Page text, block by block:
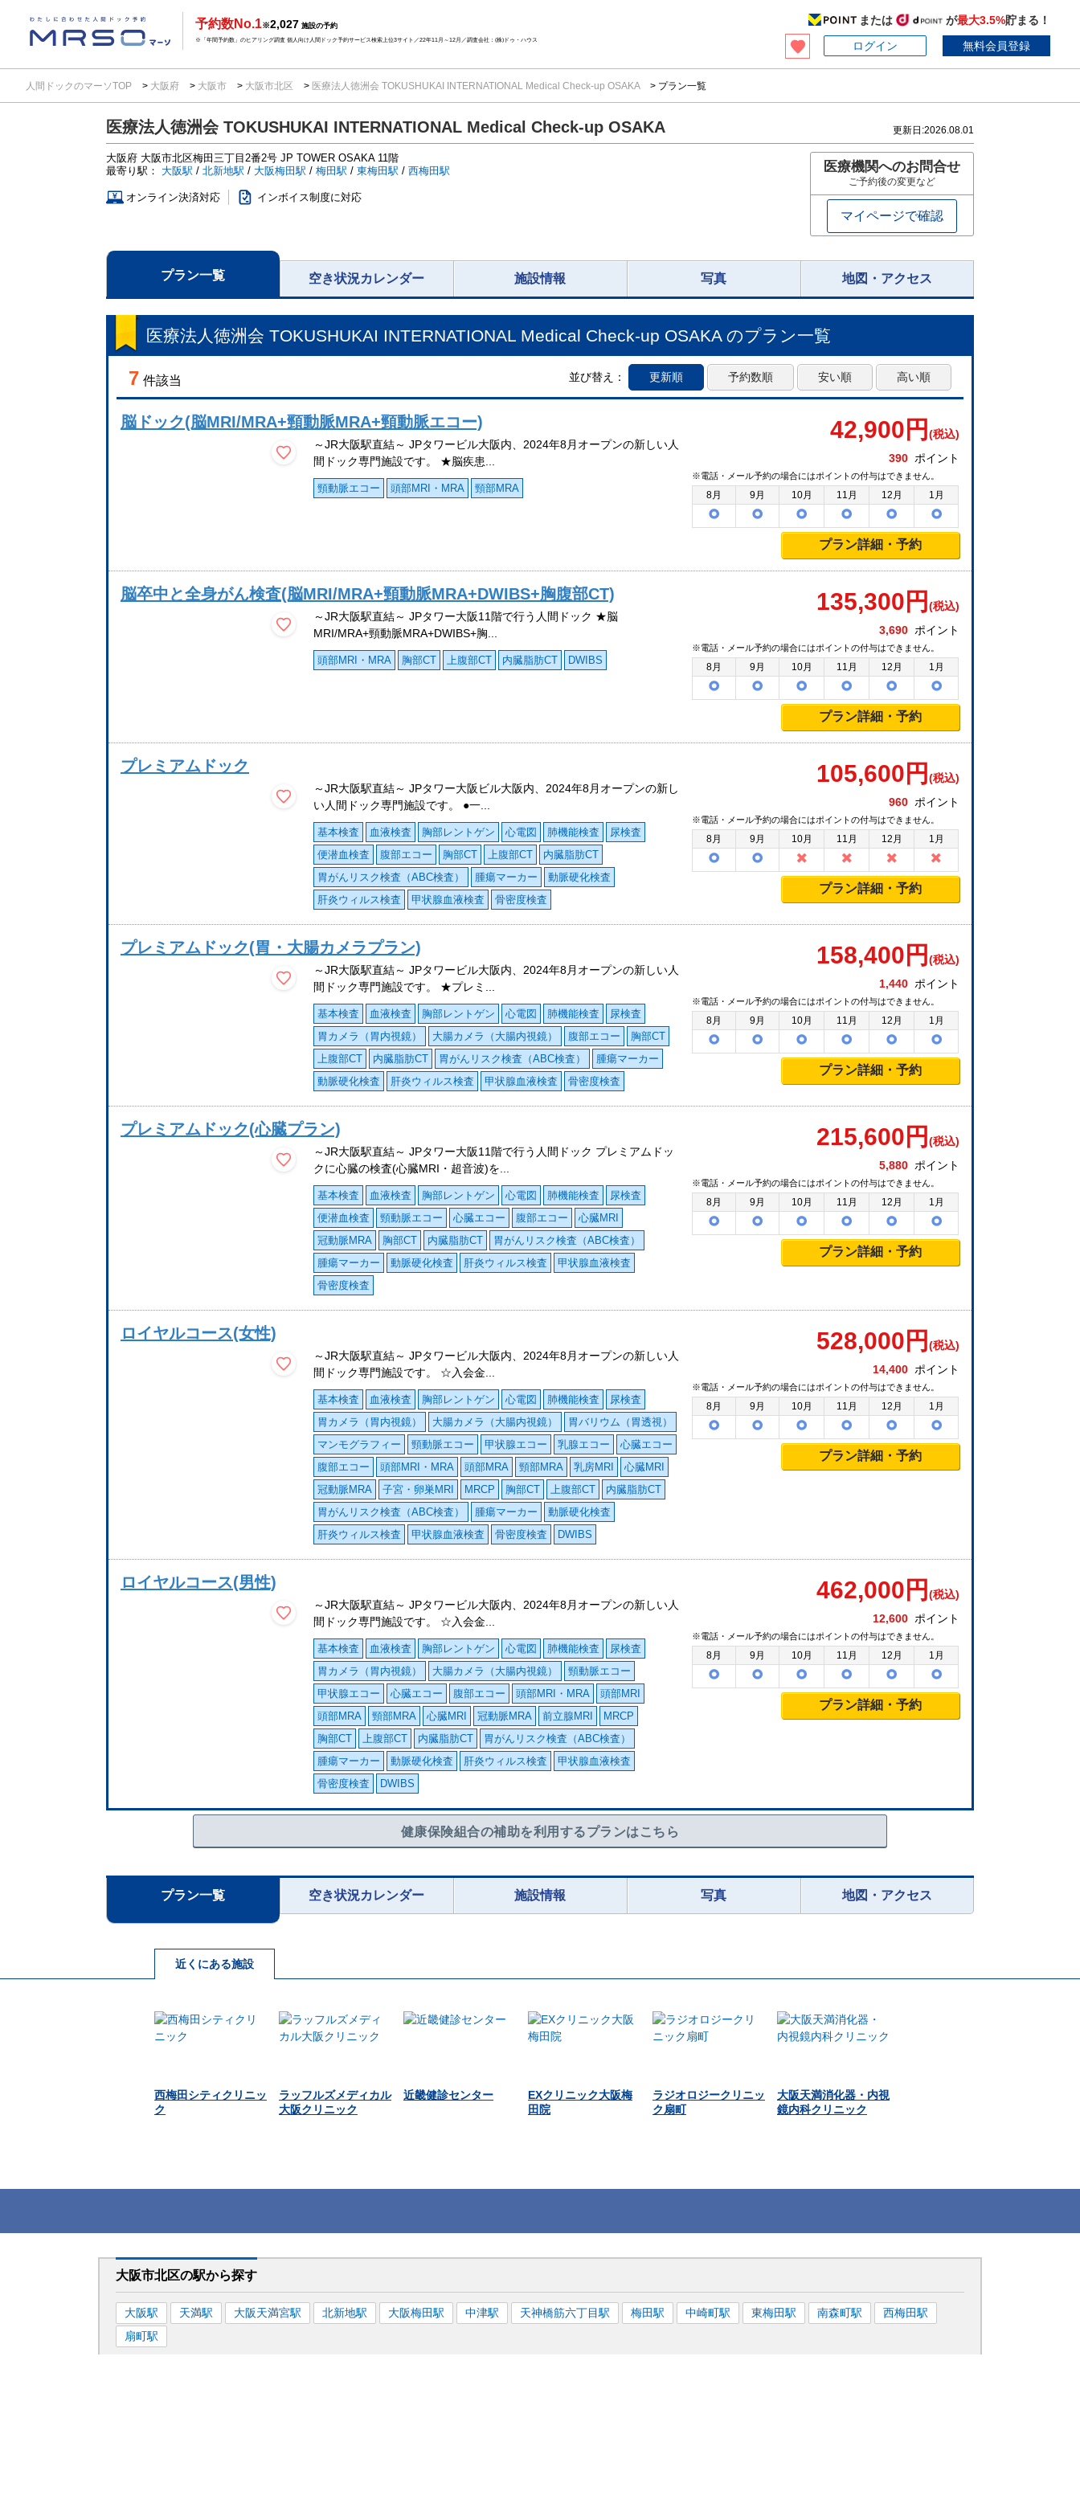
予約数No.1※2,027 施設の予約
※「年間予約数」のヒアリング調査 個人向け人間ドック予約サービス検索上位3サイト／22年11月～12月／調査会社：(株)ドゥ・ハウス
または が最大3.5%貯まる！
ログイン
無料会員登録
人間ドックのマーソTOP 大阪府 大阪市 大阪市北区 医療法人徳洲会 TOKUSHUKAI INTERNATIONAL Medical Check-up OSAKA プラン一覧
医療法人徳洲会 TOKUSHUKAI INTERNATIONAL Medical Check-up OSAKA 更新日:2026.08.01
大阪府 大阪市北区梅田三丁目2番2号 JP TOWER OSAKA 11階
最寄り駅： 大阪駅 / 北新地駅 / 大阪梅田駅 / 梅田駅 / 東梅田駅 / 西梅田駅
オンライン決済対応 インボイス制度に対応
医療機関へのお問合せ
ご予約後の変更など
マイページで確認
プラン一覧 空き状況カレンダー 施設情報 写真 地図・アクセス
医療法人徳洲会 TOKUSHUKAI INTERNATIONAL Medical Check-up OSAKA のプラン一覧
7 件該当 並び替え： 更新順 予約数順 安い順 高い順
脳ドック(脳MRI/MRA+頸動脈MRA+頸動脈エコー)
～JR大阪駅直結～ JPタワービル大阪内、2024年8月オープンの新しい人
間ドック専門施設です。 ★脳疾患...
頸動脈エコー 頭部MRI・MRA 頸部MRA
42,900 円 (税込)
390 ポイント
※電話・メール予約の場合にはポイントの付与はできません。
8月 9月 10月 11月 12月 1月
プラン詳細・予約
脳卒中と全身がん検査(脳MRI/MRA+頸動脈MRA+DWIBS+胸腹部CT)
～JR大阪駅直結～ JPタワー大阪11階で行う人間ドック ★脳
MRI/MRA+頸動脈MRA+DWIBS+胸...
頭部MRI・MRA 胸部CT 上腹部CT 内臓脂肪CT DWIBS
135,300 円 (税込)
3,690 ポイント
※電話・メール予約の場合にはポイントの付与はできません。
8月 9月 10月 11月 12月 1月
プラン詳細・予約
プレミアムドック
～JR大阪駅直結～ JPタワー大阪ビル大阪内、2024年8月オープンの新し
い人間ドック専門施設です。 ●一...
基本検査 血液検査 胸部レントゲン 心電図 肺機能検査
尿検査
便潜血検査
腹部エコー 胸部CT 上腹部CT
内臓脂肪CT
胃がんリスク検査（ABC検査）
腫瘍マーカー
動脈硬化検査
肝炎ウィルス検査
甲状腺血液検査 骨密度検査
105,600 円 (税込)
960 ポイント
※電話・メール予約の場合にはポイントの付与はできません。
8月 9月 10月 11月 12月 1月
プラン詳細・予約
プレミアムドック(胃・大腸カメラプラン)
～JR大阪駅直結～ JPタワービル大阪内、2024年8月オープンの新しい人
間ドック専門施設です。 ★プレミ...
基本検査 血液検査 胸部レントゲン 心電図 肺機能検査
尿検査
胃カメラ（胃内視鏡）
大腸カメラ（大腸内視鏡） 腹部エコー
胸部CT
上腹部CT
内臓脂肪CT 胃がんリスク検査（ABC検査）
腫瘍マーカー
動脈硬化検査
肝炎ウィルス検査 甲状腺血液検査 骨密度検査
158,400 円 (税込)
1,440 ポイント
※電話・メール予約の場合にはポイントの付与はできません。
8月 9月 10月 11月 12月 1月
プラン詳細・予約
プレミアムドック(心臓プラン)
～JR大阪駅直結～ JPタワー大阪11階で行う人間ドック プレミアムドッ
クに心臓の検査(心臓MRI・超音波)を...
基本検査 血液検査 胸部レントゲン 心電図 肺機能検査
尿検査
便潜血検査
頸動脈エコー 心臓エコー 腹部エコー
心臓MRI
冠動脈MRA
胸部CT 内臓脂肪CT
胃がんリスク検査（ABC検査）
腫瘍マーカー
動脈硬化検査 肝炎ウィルス検査
甲状腺血液検査
骨密度検査
215,600 円 (税込)
5,880 ポイント
※電話・メール予約の場合にはポイントの付与はできません。
8月 9月 10月 11月 12月 1月
プラン詳細・予約
ロイヤルコース(女性)
～JR大阪駅直結～ JPタワービル大阪内、2024年8月オープンの新しい人
間ドック専門施設です。 ☆入会金...
基本検査 血液検査 胸部レントゲン 心電図 肺機能検査
尿検査
胃カメラ（胃内視鏡）
大腸カメラ（大腸内視鏡）
胃バリウム（胃透視）
マンモグラフィー
頸動脈エコー 甲状腺エコー 乳腺エコー
心臓エコー
腹部エコー
頭部MRI・MRA 頭部MRA 頸部MRA 乳房MRI
心臓MRI
冠動脈MRA
子宮・卵巣MRI MRCP 胸部CT 上腹部CT
内臓脂肪CT
胃がんリスク検査（ABC検査）
腫瘍マーカー
動脈硬化検査
肝炎ウィルス検査
甲状腺血液検査 骨密度検査 DWIBS
528,000 円 (税込)
14,400 ポイント
※電話・メール予約の場合にはポイントの付与はできません。
8月 9月 10月 11月 12月 1月
プラン詳細・予約
ロイヤルコース(男性)
～JR大阪駅直結～ JPタワービル大阪内、2024年8月オープンの新しい人
間ドック専門施設です。 ☆入会金...
基本検査 血液検査 胸部レントゲン 心電図 肺機能検査
尿検査
胃カメラ（胃内視鏡）
大腸カメラ（大腸内視鏡）
頸動脈エコー
甲状腺エコー
心臓エコー 腹部エコー 頭部MRI・MRA
頭部MRI
頭部MRA
頸部MRA 心臓MRI 冠動脈MRA 前立腺MRI
MRCP
胸部CT
上腹部CT 内臓脂肪CT
胃がんリスク検査（ABC検査）
腫瘍マーカー
動脈硬化検査 肝炎ウィルス検査
甲状腺血液検査
骨密度検査
DWIBS
462,000 円 (税込)
12,600 ポイント
※電話・メール予約の場合にはポイントの付与はできません。
8月 9月 10月 11月 12月 1月
プラン詳細・予約
健康保険組合の補助を利用するプランはこちら
プラン一覧 空き状況カレンダー 施設情報 写真 地図・アクセス
近くにある施設
西梅田シティクリニッ
ク
ラッフルズメディカル
大阪クリニック
近畿健診センター
EXクリニック大阪梅
田院
ラジオロジークリニッ
ク扇町
大阪天満消化器・内視
鏡内科クリニック
大阪市北区の駅から探す
大阪駅 天満駅 大阪天満宮駅 北新地駅 大阪梅田駅 中津駅 天神橋筋六丁目駅 梅田駅 中崎町駅 東梅田駅 南森町駅 西梅田駅
扇町駅